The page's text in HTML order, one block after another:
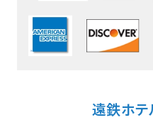
遠鉄ホテ